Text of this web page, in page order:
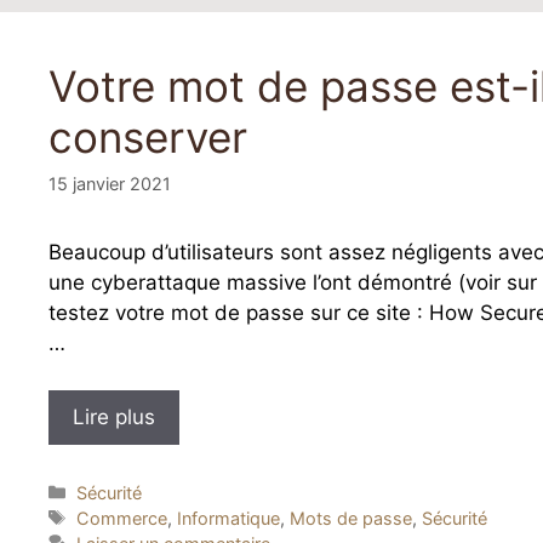
Votre mot de passe
conserver
15 janvier 2021
Beaucoup d’utilisateurs sont assez négligents
une cyberattaque massive l’ont démontré (voir
testez votre mot de passe sur ce site : How
…
Lire plus
Catégories
Sécurité
Étiquettes
Commerce, Informatique, Mots de passe, Sécurité